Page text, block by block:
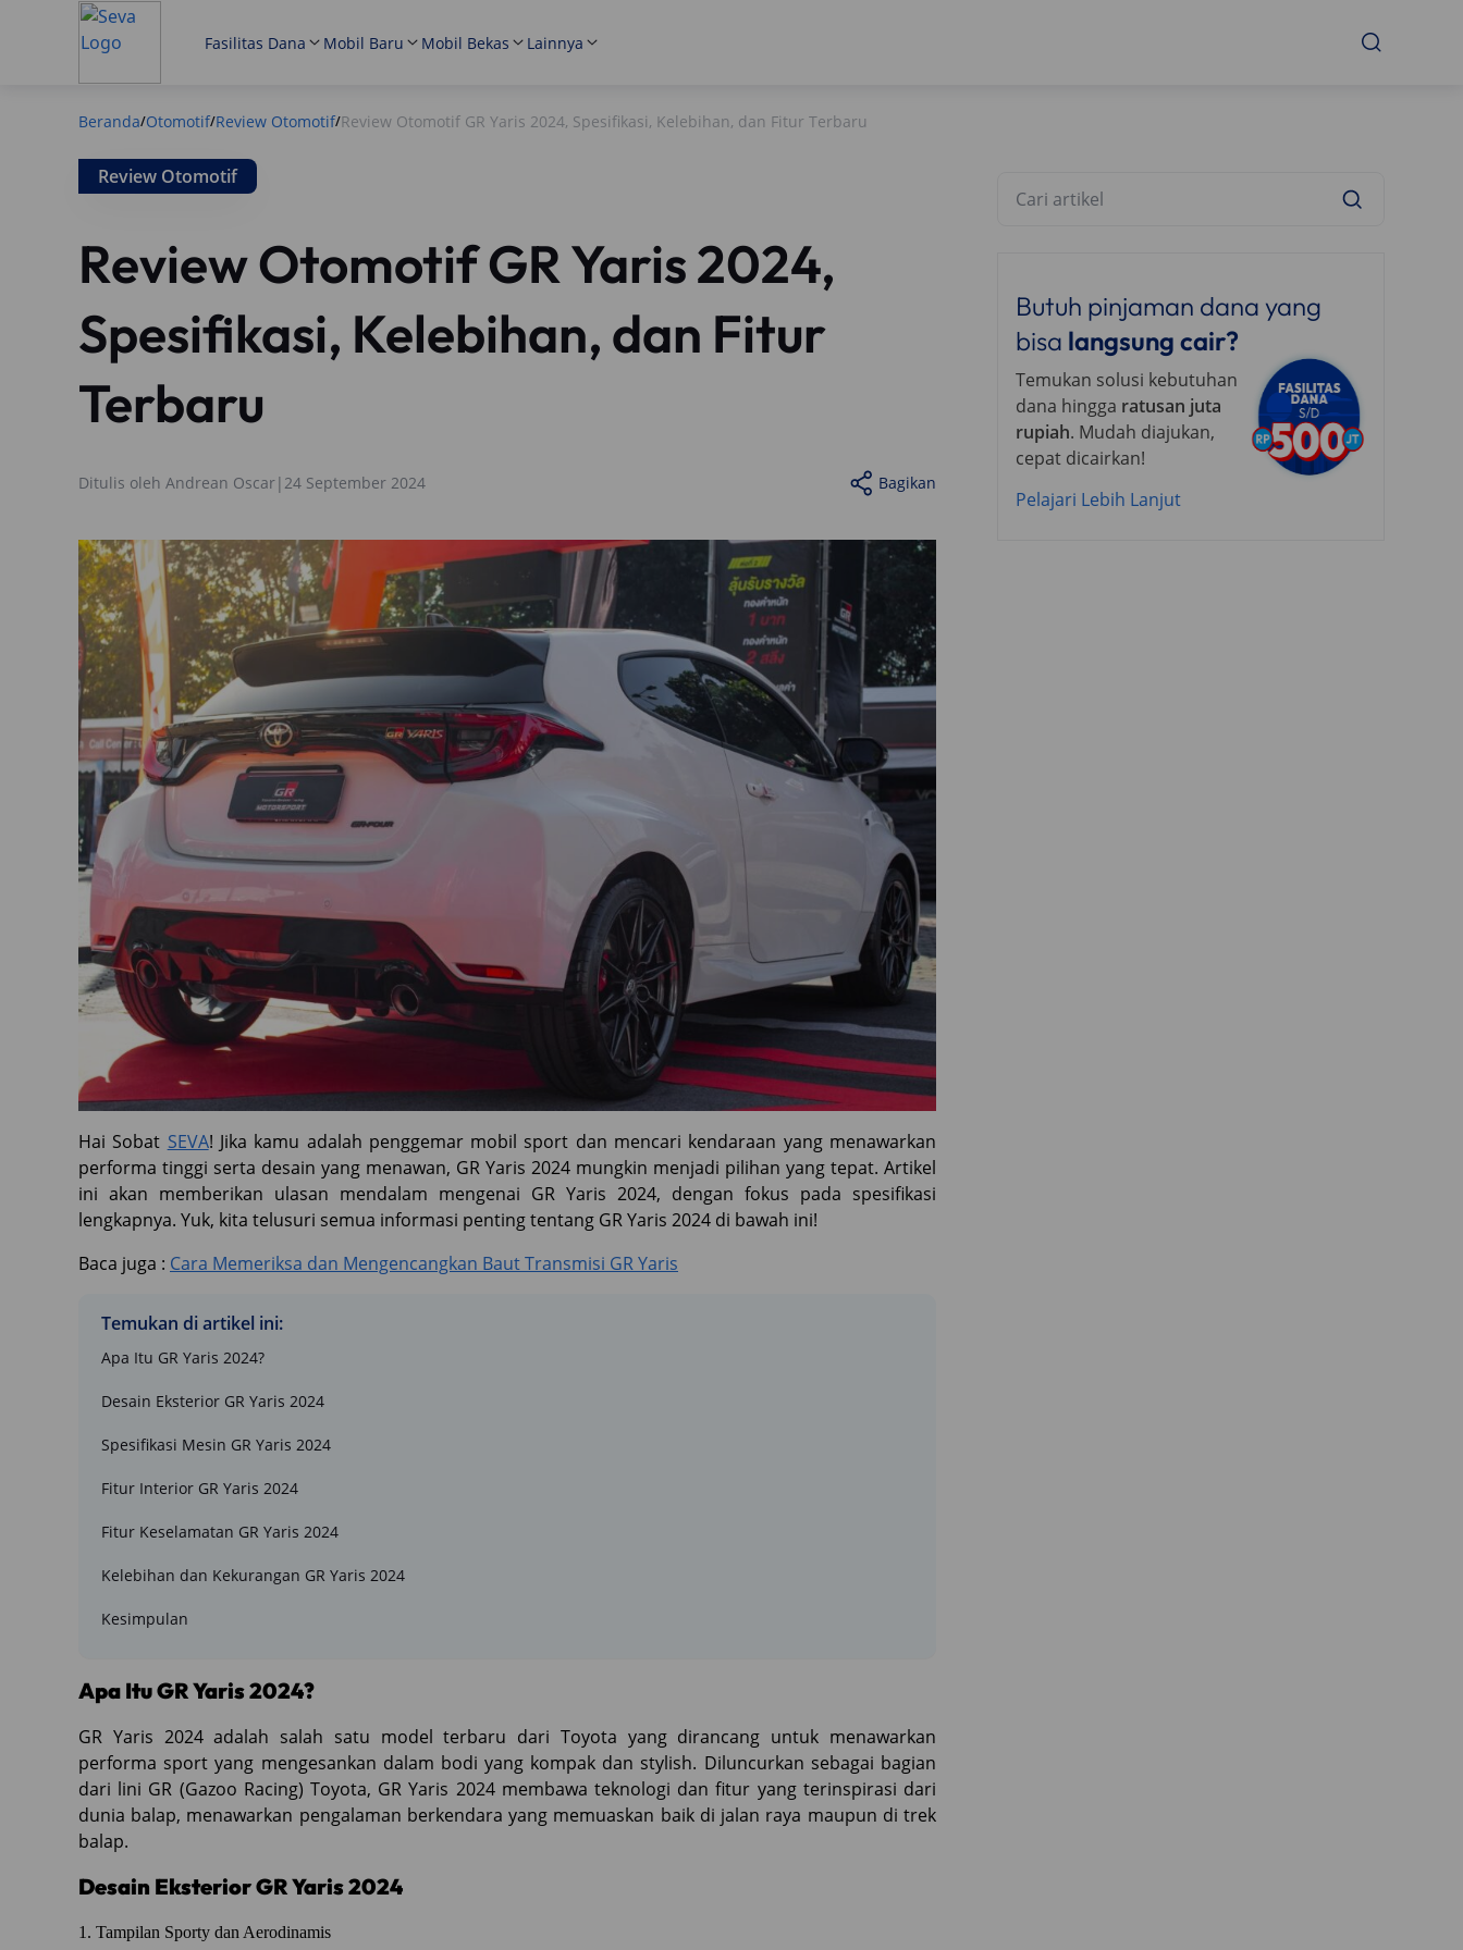
Fasilitas Dana Mobil Baru Mobil Bekas Lainnya
Beranda/Otomotif/Review Otomotif/Review Otomotif GR Yaris 2024, Spesifikasi, Kelebihan, dan Fitur Terbaru
Review Otomotif
Review Otomotif GR Yaris 2024,
Spesifikasi, Kelebihan, dan Fitur
Terbaru
Ditulis oleh Andrean Oscar| 24 September 2024 Bagikan
Hai Sobat SEVA! Jika kamu adalah penggemar mobil sport dan mencari kendaraan yang menawarkan
performa tinggi serta desain yang menawan, GR Yaris 2024 mungkin menjadi pilihan yang tepat. Artikel
ini akan memberikan ulasan mendalam mengenai GR Yaris 2024, dengan fokus pada spesifikasi
lengkapnya. Yuk, kita telusuri semua informasi penting tentang GR Yaris 2024 di bawah ini!
Baca juga : Cara Memeriksa dan Mengencangkan Baut Transmisi GR Yaris
Temukan di artikel ini:
Apa Itu GR Yaris 2024?
Desain Eksterior GR Yaris 2024
Spesifikasi Mesin GR Yaris 2024
Fitur Interior GR Yaris 2024
Fitur Keselamatan GR Yaris 2024
Kelebihan dan Kekurangan GR Yaris 2024
Kesimpulan
Apa Itu GR Yaris 2024?
GR Yaris 2024 adalah salah satu model terbaru dari Toyota yang dirancang untuk menawarkan
performa sport yang mengesankan dalam bodi yang kompak dan stylish. Diluncurkan sebagai bagian
dari lini GR (Gazoo Racing) Toyota, GR Yaris 2024 membawa teknologi dan fitur yang terinspirasi dari
dunia balap, menawarkan pengalaman berkendara yang memuaskan baik di jalan raya maupun di trek
balap.
Desain Eksterior GR Yaris 2024
1. Tampilan Sporty dan Aerodinamis
Butuh pinjaman dana yang
bisa langsung cair?
Temukan solusi kebutuhan
dana hingga ratusan juta
rupiah. Mudah diajukan,
cepat dicairkan!
Pelajari Lebih Lanjut